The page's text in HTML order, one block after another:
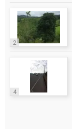
2
4